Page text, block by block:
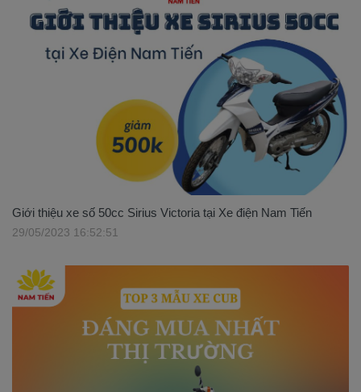
Giới thiệu xe số 50cc Sirius Victoria tại Xe điện Nam Tiến
29/05/2023 16:52:51